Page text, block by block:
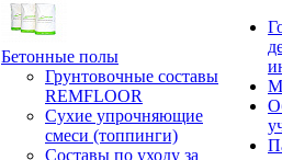
Бетонные полы
Грунтовочные составы
REMFLOOR
Сухие упрочняющие
смеси (топпинги)
Составы по уходу за